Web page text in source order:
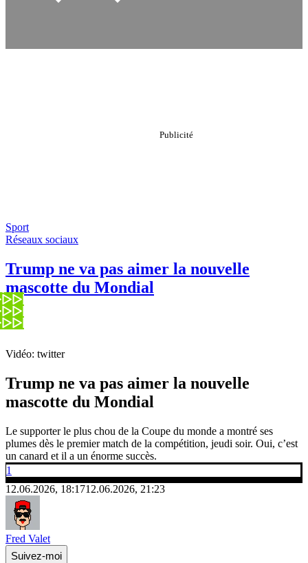
Sport
Réseaux sociaux
Trump ne va pas aimer la nouvelle
mascotte du Mondial
Vidéo: twitter
Trump ne va pas aimer la nouvelle
mascotte du Mondial
Le supporter le plus chou de la Coupe du monde a montré ses
plumes dès le premier match de la compétition, jeudi soir. Oui, c’est
un canard et il a un énorme succès.
1
12.06.2026, 18:1712.06.2026, 21:23
Fred Valet
Suivez-moi